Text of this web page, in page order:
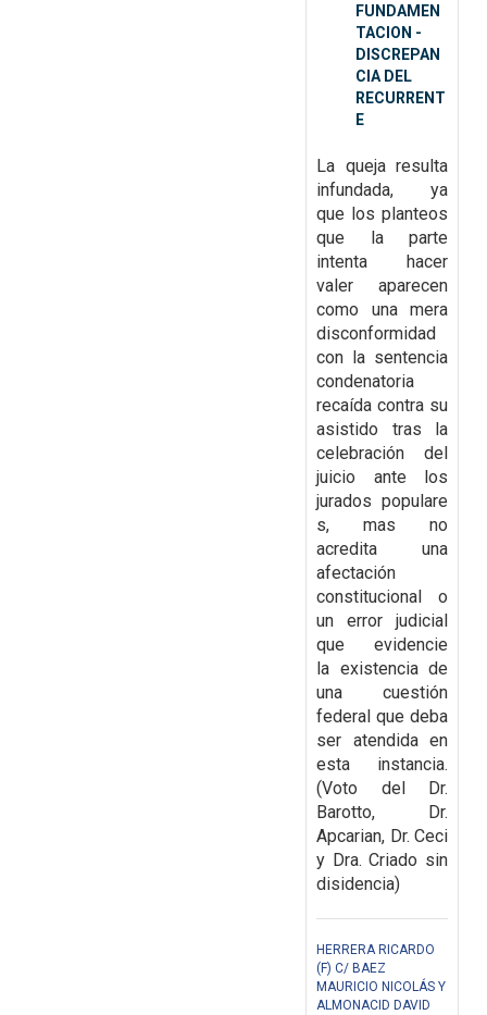
FUNDAMEN
TACION -
DISCREPAN
CIA DEL
RECURRENT
E
La queja resulta
infundada, ya
que los planteos
que la parte
intenta hacer
valer aparecen
como una mera
disconformidad
con la sentencia
condenatoria
recaída contra su
asistido tras la
celebración del
juicio ante los
jurados populare
s, mas no
acredita una
afectación
constitucional o
un error judicial
que evidencie
la existencia de
una cuestión
federal que deba
ser atendida en
esta instancia.
(Voto del Dr.
Barotto, Dr.
Apcarian, Dr. Ceci
y Dra. Criado sin
disidencia)
HERRERA RICARDO
(F) C/ BAEZ
MAURICIO NICOLÁS Y
ALMONACID DAVID